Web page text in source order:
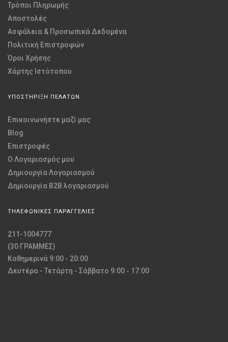
Τρόποι Πληρωμής
Αποστολές
Ασφάλεια & Προσωπικά Δεδομένα
Πολιτική Επιστροφών
Όροι Χρήσης
Χάρτης Ιστότοπου
ΥΠΟΣΤΗΡΙΞΗ ΠΕΛΑΤΩΝ
Επικοινωνήστε μαζί μας
Blog
Επιστροφές
O Λογαριασμός μου
Δημιουργία Λογαριασμού
Δημιουργία B2B λογαριασμού
ΤΗΛΕΦΩΝΙΚΕΣ ΠΑΡΑΓΓΕΛΙΕΣ
211-1004777
(30 ΓΡΑΜΜΕΣ)
Καθημερινά 9:00 - 20:00
Δευτέρα - Τετάρτη - Σάββατο 9:00 - 17:00